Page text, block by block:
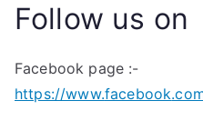
Follow us on
Facebook page :-
https://www.facebook